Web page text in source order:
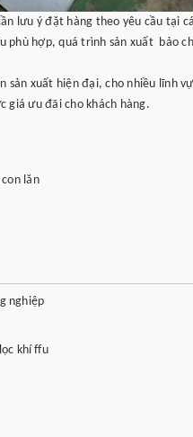
lưu ý đặt hàng theo yêu cầu tại
phù hợp, quá trình sản xuất bảo
sản xuất hiện đại, cho nhiều lĩnh
giá ưu đãi cho khách hàng.
con lăn
nghiệp
khí ffu